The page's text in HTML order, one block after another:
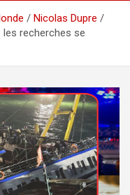
Nicolas Dupre
recherches se